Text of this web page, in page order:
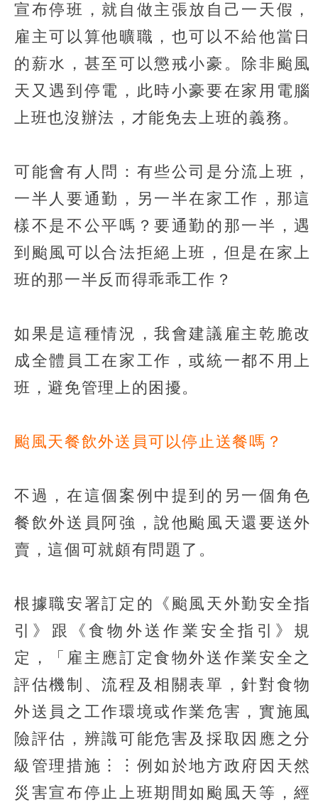
宣布停班，就自做主張放自己一天假，
雇主可以算他曠職，也可以不給他當日
的薪水，甚至可以懲戒小豪。除非颱風
天又遇到停電，此時小豪要在家用電腦
上班也沒辦法，才能免去上班的義務。
可能會有人問：有些公司是分流上班，
一半人要通勤，另一半在家工作，那這
樣不是不公平嗎？要通勤的那一半，遇
到颱風可以合法拒絕上班，但是在家上
班的那一半反而得乖乖工作？
如果是這種情況，我會建議雇主乾脆改
成全體員工在家工作，或統一都不用上
班，避免管理上的困擾。
颱風天餐飲外送員可以停止送餐嗎？
不過，在這個案例中提到的另一個角色
餐飲外送員阿強，說他颱風天還要送外
賣，這個可就頗有問題了。
根據職安署訂定的《颱風天外勤安全指
引》跟《食物外送作業安全指引》規
定，「雇主應訂定食物外送作業安全之
評估機制、流程及相關表單，針對食物
外送員之工作環境或作業危害，實施風
險評估，辨識可能危害及採取因應之分
級管理措施︙︙例如於地方政府因天然
災害宣布停止上班期間如颱風天等，經